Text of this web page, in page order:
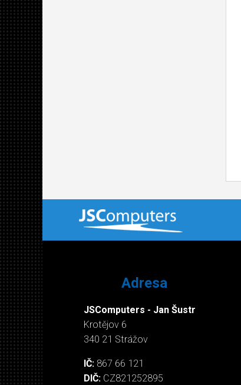
Adresa
JSComputers - Jan Šustr
Krotějov 6
340 21 Strážov
IČ: 867 66 121
DIČ: CZ821252895